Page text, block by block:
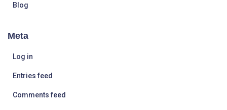
Blog
Meta
Log in
Entries feed
Comments feed